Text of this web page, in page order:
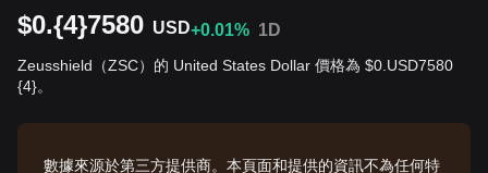
$0.{4}7580 USD+0.01% 1D
Zeusshield（ZSC）的 United States Dollar 價格為 $0.USD7580
{4}。
數據來源於第三方提供商。本頁面和提供的資訊不為任何特